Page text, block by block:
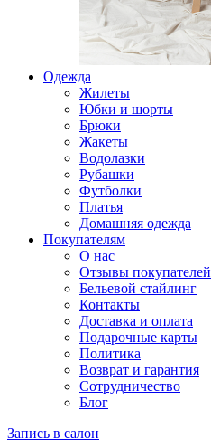
Одежда
Жилеты
Юбки и шорты
Брюки
Жакеты
Водолазки
Рубашки
Футболки
Платья
Домашняя одежда
Покупателям
О нас
Отзывы покупателей
Бельевой стайлинг
Контакты
Доставка и оплата
Подарочные карты
Политика
Возврат и гарантия
Сотрудничество
Блог
Запись в салон